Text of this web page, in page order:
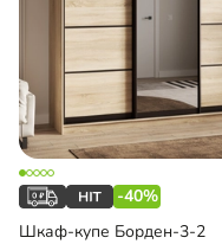
-40%
Шкаф-купе Борден-3-2